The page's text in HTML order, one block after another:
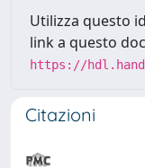
Utilizza questo
link a questo
https://
Citazioni